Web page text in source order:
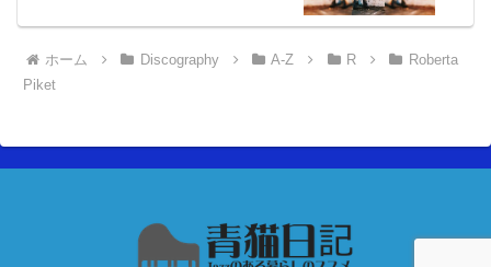
ホーム Discography A-Z R
Roberta
Piket